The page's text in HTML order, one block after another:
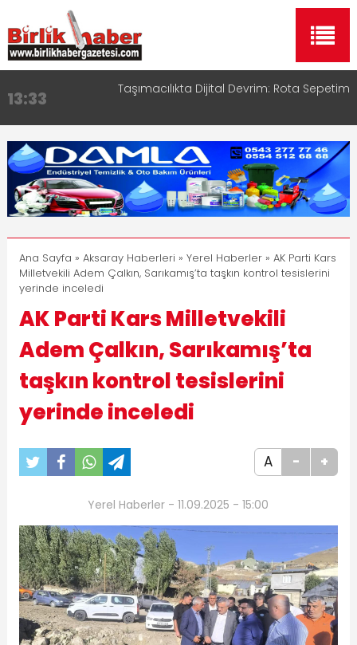
17:15
Aksaray OSB Bölge Müdürü Makam Koltuğunu
16:00
Aksaray Esnaf Rehberi ile Google ve Yapay Zeka
Aramalarında Öne Çıkın
8:23 Aksaray Esnaf Rehberi Hizmete Girdi
11:30
Birlikhaber.com Yayın Hayatına Başladı | Hızlı ve
Akıllı Haber Platformu
13:33 Taşımacılıkta Dijital Devrim: Rota Sepetim
Ana Sayfa » Aksaray Haberleri » Yerel Haberler» AK Parti Kars
Milletvekili Adem Çalkın, Sarıkamış’ta taşkın kontrol tesislerini
yerinde inceledi
AK Parti Kars Milletvekili
Adem Çalkın, Sarıkamış’ta
taşkın kontrol tesislerini
yerinde inceledi
A - +
Yerel Haberler - 11.09.2025 - 15:00